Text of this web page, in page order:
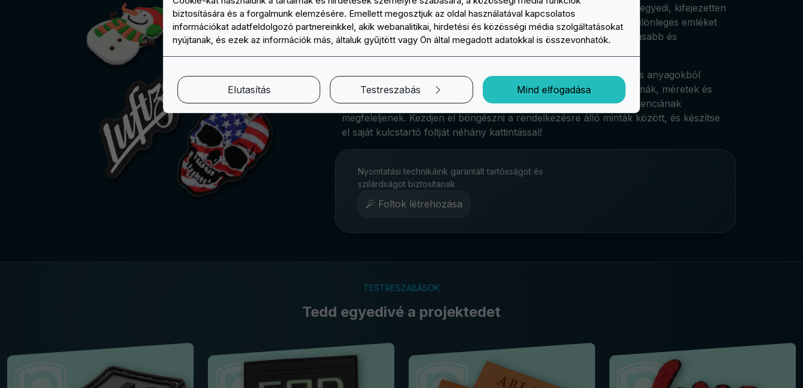
Meglepheti barátait, családtagjait, kollégáit vagy munkatársait egy egyedi, kifejezetten
nekik készített kulcstartóval. Választhat olyan foltot, amely egy különleges emléket
vagy közös érdeklődési kört képvisel, így az ajándék még tartalmasabb és
Az EasyPatch e-kereskedelemben kiváló minőségű szövetekből és anyagokból
készült kulcstartó foltok széles választékát találja. Különböző formák, méretek és
stílusok állnak rendelkezésünkre, hogy minden ízlésnek és preferenciának
megfeleljenek. Kezdjen el böngészni a rendelkezésre álló minták között, és készítse
el saját kulcstartó foltját néhány kattintással!
Nyomtatási technikáink garantált tartósságot és
szilárdságot biztosítanak.
Foltok létrehozása
TESTRESZABÁSOK
Tedd egyedivé a projektedet
biztosítására és a forgalmunk elemzésére. Emellett megosztjuk az oldal használatával kapcsolatos
információkat adatfeldolgozó partnereinkkel, akik webanalitikai, hirdetési és közösségi média szolgáltatásokat
nyújtanak, és ezek az információk más, általuk gyűjtött vagy Ön által megadott adatokkal is összevonhatók.
Mind elfogadása
Testreszabás
Elutasítás